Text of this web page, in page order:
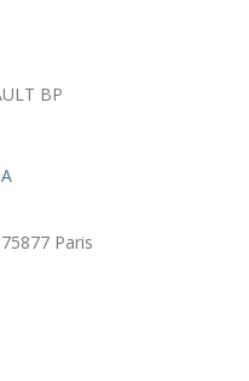
BP
Paris